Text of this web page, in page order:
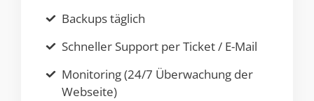
Backups täglich
Schneller Support per Ticket / E-Mail
Monitoring (24/7 Überwachung der
Webseite)